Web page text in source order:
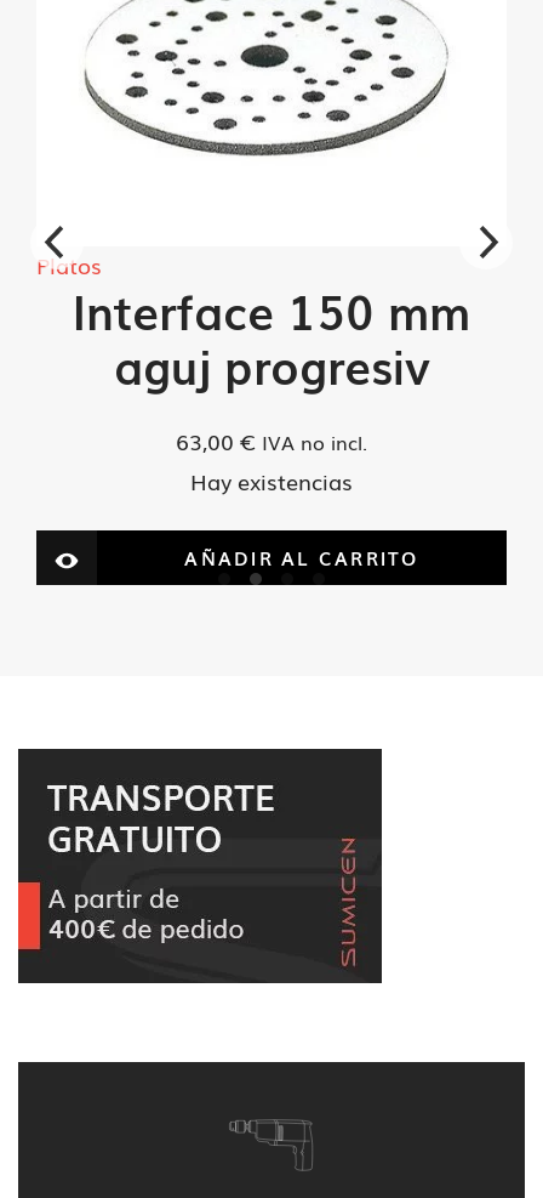
Platos
Interface 150 mm
aguj progresiv
63,00 € IVA no incl.
Hay existencias
AÑADIR AL CARRITO